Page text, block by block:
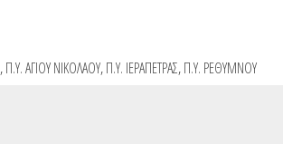
,Π.Υ. ΑΓΙΟΥ ΝΙΚΟΛΑΟΥ,Π.Υ. ΙΕΡΑΠΕΤΡΑΣ,Π.Υ. ΡΕΘΥΜΝΟΥ